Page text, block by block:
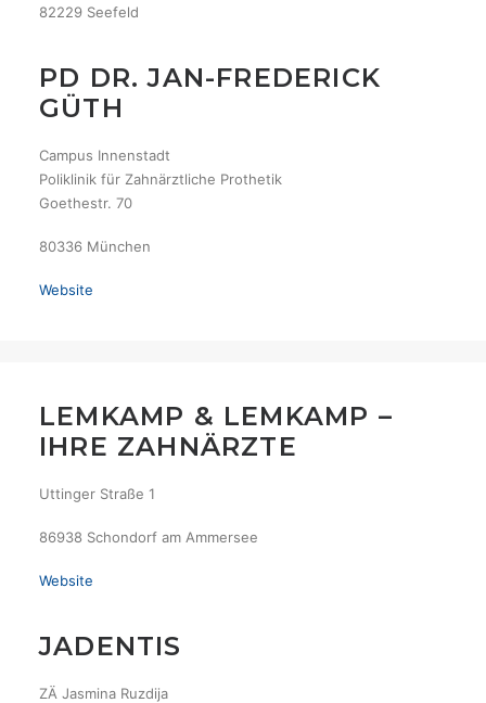
82229 Seefeld
PD DR. JAN-FREDERICK
GÜTH
Campus Innenstadt
Poliklinik für Zahnärztliche Prothetik
Goethestr. 70
80336 München
Website
LEMKAMP & LEMKAMP –
IHRE ZAHNÄRZTE
Uttinger Straße 1
86938 Schondorf am Ammersee
Website
JADENTIS
ZÄ Jasmina Ruzdija